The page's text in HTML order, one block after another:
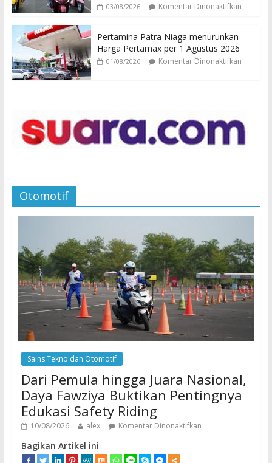
03/08/2026 Komentar Dinonaktifkan
Pertamina Patra Niaga menurunkan
Harga Pertamax per 1 Agustus 2026
01/08/2026 Komentar Dinonaktifkan
Otomotif
Sains Tekno dan Otomotif
Dari Pemula hingga Juara Nasional,
Daya Fawziya Buktikan Pentingnya
Edukasi Safety Riding
10/08/2026 alex Komentar Dinonaktifkan
Bagikan Artikel ini